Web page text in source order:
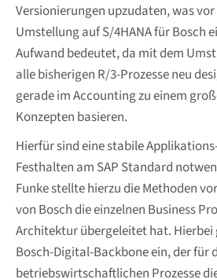
Versionierungen upzudaten, was
Umstellung auf S/4HANA für Bosch
Aufwand bedeutet, da mit dem
alle bisherigen R/3-Prozesse neu
gerade im Accounting zu einem
Konzepten basieren.
Hierfür sind eine stabile
Festhalten am SAP Standard
Funke stellte hierzu die Methoden
von Bosch die einzelnen Business
Architektur übergeleitet hat. Hierbei
Bosch-Digital-Backbone ein, der für
betriebswirtschaftlichen Prozesse